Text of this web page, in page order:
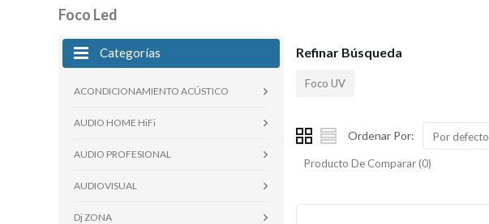
Foco Led
Categorías
ACONDICIONAMIENTO ACÚSTICO
AUDIO HOME HiFi
AUDIO PROFESIONAL
AUDIOVISUAL
Dj ZONA
Refinar Búsqueda
Foco UV
Ordenar Por: Por defecto
Producto De Comparar (0)